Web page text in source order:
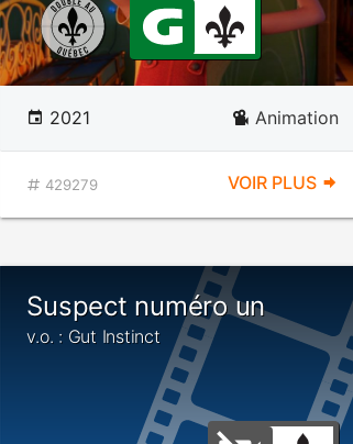
2021 Animation
429279 VOIR PLUS
Suspect numéro un
v.o. : Gut Instinct